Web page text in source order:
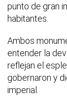
punto de gran
habitantes.
Ambos
entender la
reflejan el
gobernaron y
imperial.